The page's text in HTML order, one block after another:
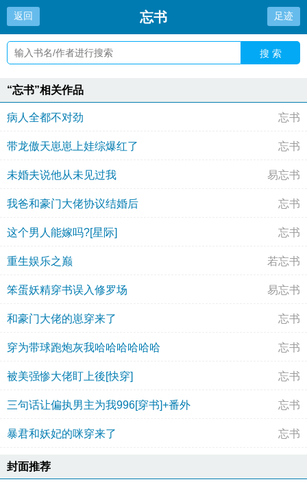
返回 忘书 足迹
搜 索
“忘书”相关作品
病人全都不对劲 忘书
带龙傲天崽崽上娃综爆红了 忘书
未婚夫说他从未见过我 易忘书
我爸和豪门大佬协议结婚后 忘书
这个男人能嫁吗?[星际] 忘书
重生娱乐之巅 若忘书
笨蛋妖精穿书误入修罗场 易忘书
和豪门大佬的崽穿来了 忘书
穿为带球跑炮灰我哈哈哈哈哈哈 忘书
被美强惨大佬盯上後[快穿] 忘书
三句话让偏执男主为我996[穿书]+番外 忘书
暴君和妖妃的咪穿来了 忘书
封面推荐